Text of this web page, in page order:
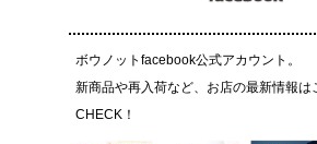
ボウノットfacebook公式アカウント。
新商品や再入荷など、お店の最新情報は
CHECK！